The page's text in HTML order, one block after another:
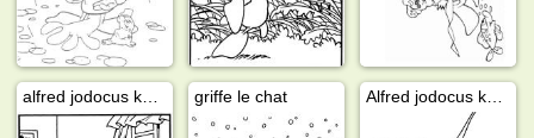
griffe le chat